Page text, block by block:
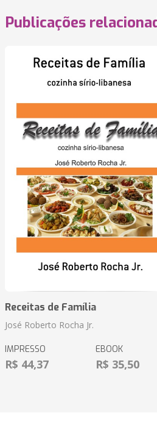
Publicações
Receitas de Família
José Roberto Rocha Jr.
IMPRESSO
R$ 44,37
EBOOK
R$ 35,50